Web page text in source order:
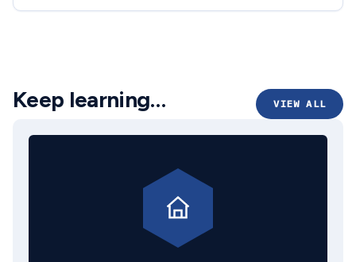
Keep learning… VIEW ALL